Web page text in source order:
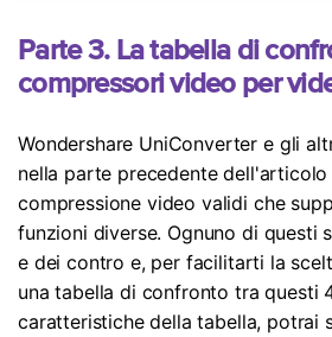
Parte 3. La tabella di
compressori video per
Wondershare UniConverter e gli
nella parte precedente
compressione video validi che
funzioni diverse. Ognuno di questi
e dei contro e, per facilitarti la
una tabella di confronto tra questi
caratteristiche della tabella, potrai